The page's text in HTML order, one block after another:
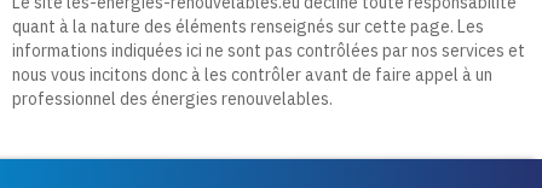
quant à la nature des éléments renseignés sur cette page. Les
informations indiquées ici ne sont pas contrôlées par nos services et
nous vous incitons donc à les contrôler avant de faire appel à un
professionnel des énergies renouvelables.